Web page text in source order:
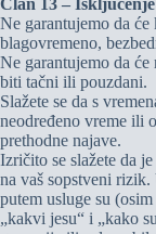
Član 13 –
Ne garantujemo da
blagovremeno,
Ne garantujemo da
biti tačni ili pouzdani.
Slažete se da s
neodređeno vreme ili
prethodne najave.
Izričito se slažete da
na vaš sopstveni
putem usluge su
„kakvi jesu“ i „kako